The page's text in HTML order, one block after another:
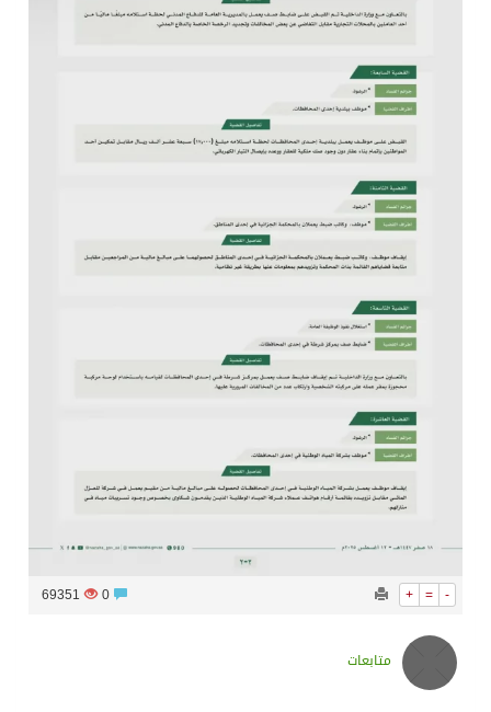
+ = -
69351
متابعات